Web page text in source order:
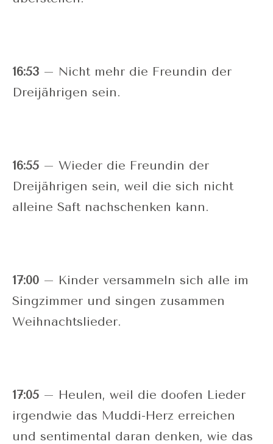
16:53 – Nicht mehr die Freundin der
Dreijährigen sein.
16:55 – Wieder die Freundin der
Dreijährigen sein, weil die sich nicht
alleine Saft nachschenken kann.
17:00 – Kinder versammeln sich alle im
Singzimmer und singen zusammen
Weihnachtslieder.
17:05 – Heulen, weil die doofen Lieder
irgendwie das Muddi-Herz erreichen
und sentimental daran denken, wie das